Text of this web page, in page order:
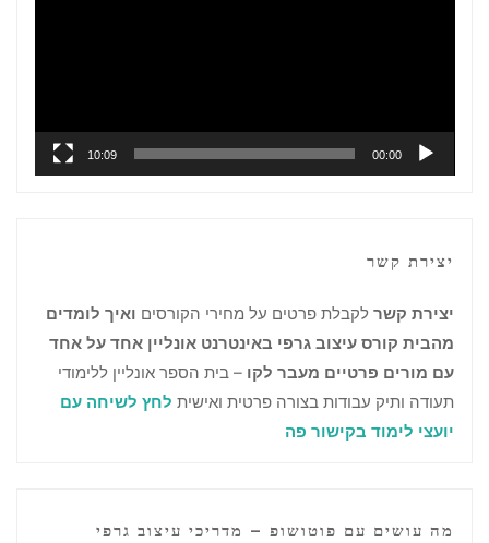
00:00
10:09
יצירת קשר
יצירת קשרלקבלת פרטים על מחירי הקורסים ואיך לומדים
מהבית קורס עיצוב גרפי באינטרנט אונליין אחד על אחד
עם מורים פרטיים מעבר לקו – בית הספר אונליין ללימודי
תעודה ותיק עבודות בצורה פרטית ואישית לחץ לשיחה עם
יועצי לימוד בקישור פה
מה עושים עם פוטושופ – מדריכי עיצוב גרפי